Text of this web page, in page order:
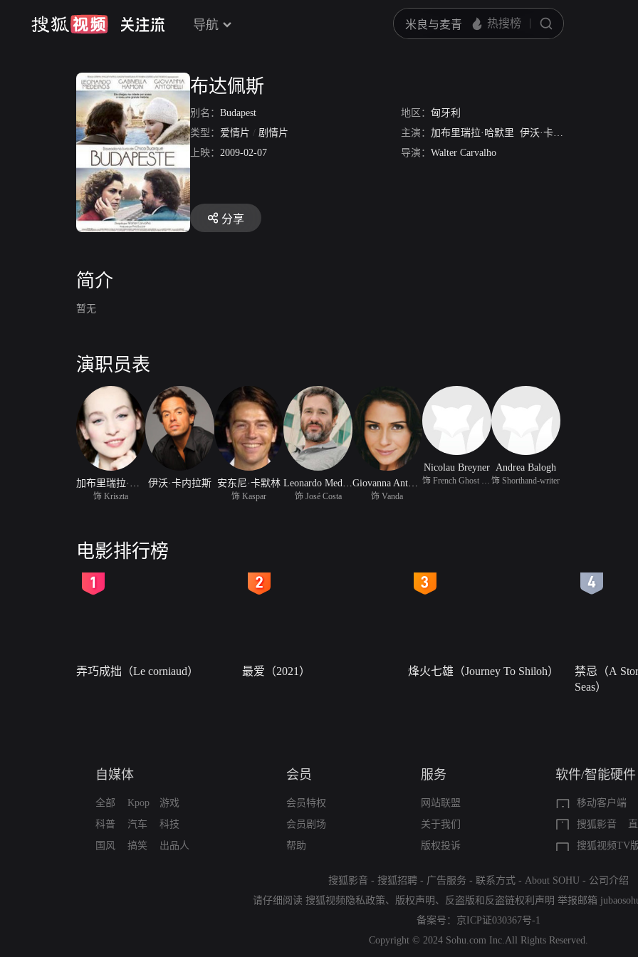
导航
布达佩斯
别名： Budapest 地区： 匈牙利
类型： 爱情片 / 剧情片 主演： 加布里瑞拉·哈默里 伊沃·卡内拉斯
上映： 2009-02-07 导演： Walter Carvalho
分享
简介
暂无
演职员表
饰 Kriszta
伊沃·卡内拉斯 安东尼·卡默林
饰 Kaspar
Leonardo Medeiros
饰 José Costa 饰 Vanda
Nicolau Breyner
饰 French Ghost Writer
Andrea Balogh
饰 Shorthand-writer
电影排行榜
弄巧成拙（Le corniaud） 最爱（2021） 烽火七雄（Journey To Shiloh）
禁忌（A
Seas）
自媒体
全部
科普
国风
Kpop
汽车
搞笑
游戏
科技
出品人
会员
会员特权
会员剧场
帮助
服务
网站联盟
关于我们
版权投诉
软件/智能硬件
移动客户端
搜狐影音
搜狐视频TV
搜狐影音 - 搜狐招聘 - 广告服务 - 联系方式 - About SOHU - 公司介绍
请仔细阅读 搜狐视频隐私政策、 版权声明 、 反盗版和反盗链权利声明 举报邮箱
备案号： 京ICP证030367号-1
Copyright © 2024 Sohu.com Inc.All Rights Reserved.